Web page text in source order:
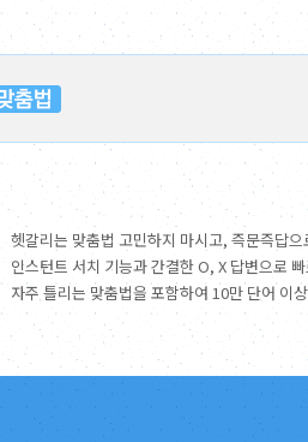
헷갈리는 맞춤법 고민하지 마시고, 즉문즉답으
인스턴트 서치 기능과 간결한 O, X 답변으로
자주 틀리는 맞춤법을 포함하여 10만 단어 이